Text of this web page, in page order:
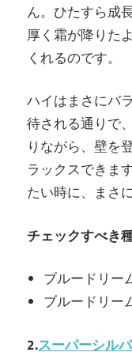
ん。ひたすら成
厚く霜が降りた
くれるのです。
ハイはまさにバ
待される通りで
りながら、壁を
ラックスできま
たい時に、まさ
チェックすべき
ブルードリー
ブルードリー
2.スーパーシル